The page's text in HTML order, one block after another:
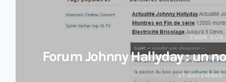
ZOOM SUR
Forum Johnny Hallyday : un
21